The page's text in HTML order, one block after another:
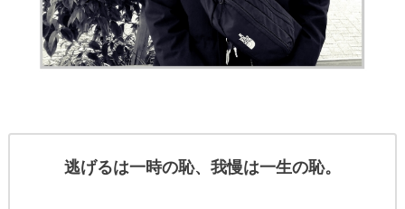
逃げるは一時の恥、我慢は一生の恥。